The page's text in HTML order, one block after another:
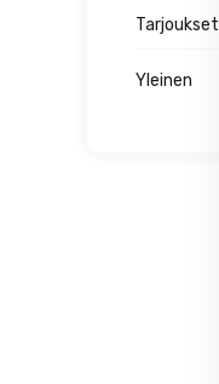
Tarjoukset
Yleinen